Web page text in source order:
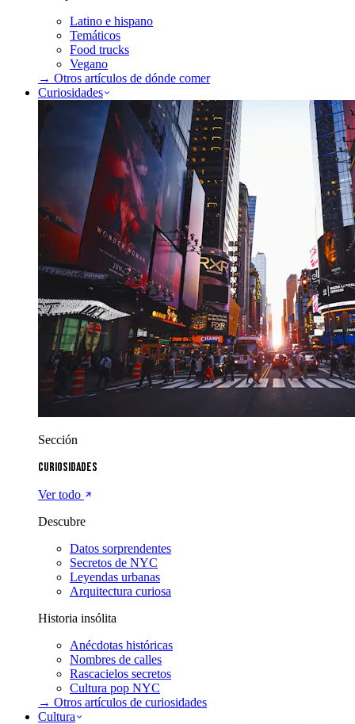
Latino e hispano
Temáticos
Food trucks
Vegano
→ Otros artículos de dónde comer
Curiosidades
Sección
Curiosidades
Ver todo
Descubre
Datos sorprendentes
Secretos de NYC
Leyendas urbanas
Arquitectura curiosa
Historia insólita
Anécdotas históricas
Nombres de calles
Rascacielos secretos
Cultura pop NYC
→ Otros artículos de curiosidades
Cultura